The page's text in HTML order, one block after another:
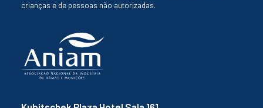
crianças e de pessoas não autorizadas.